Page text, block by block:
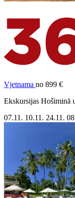
Vjetnama no 899 €
Ekskursijas Hošiminā
07.11. 10.11. 24.11.